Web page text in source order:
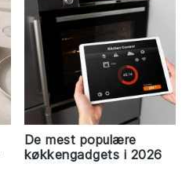
De mest populære
køkkengadgets i 2026